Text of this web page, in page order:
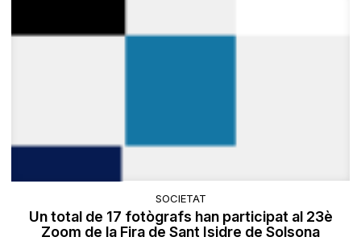
SOCIETAT
Un total de 17 fotògrafs han participat al 23è
Zoom de la Fira de Sant Isidre de Solsona